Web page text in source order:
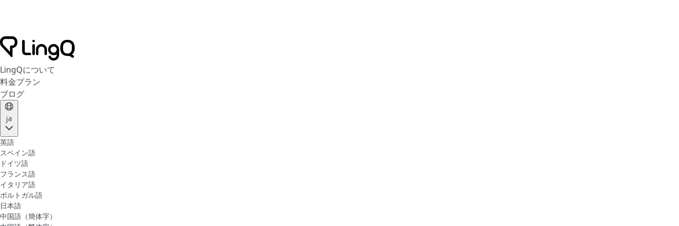
LingQについて
料金プラン
ブログ
ja
英語
スペイン語
ドイツ語
フランス語
イタリア語
ポルトガル語
日本語
中国語（簡体字）